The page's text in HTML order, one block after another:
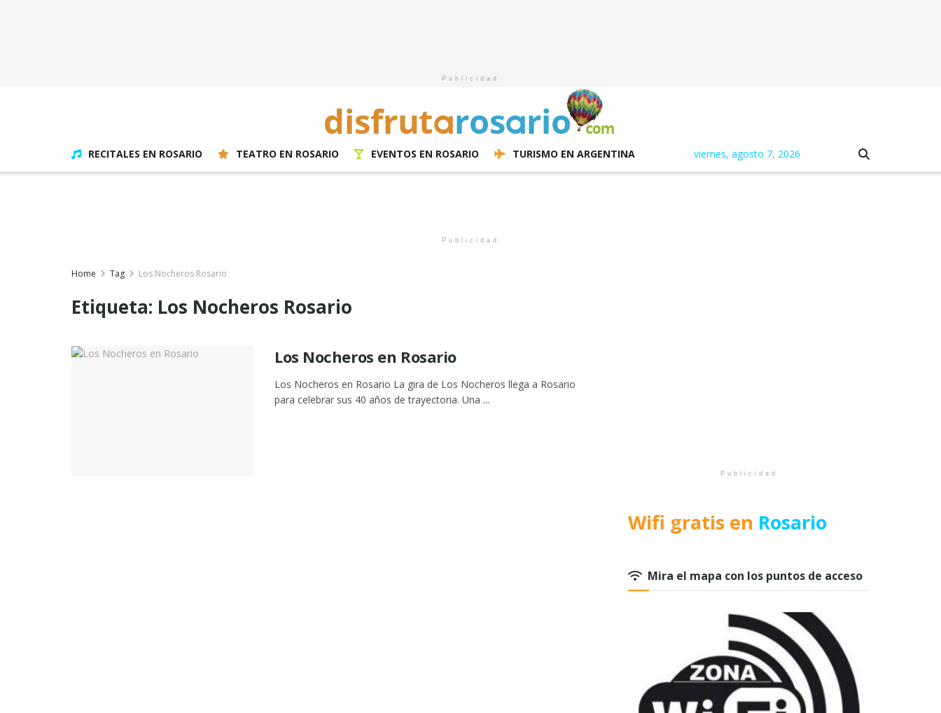
Publicidad
RECITALES EN ROSARIO TEATRO EN ROSARIO EVENTOS EN ROSARIO TURISMO EN ARGENTINA viernes, agosto 7, 2026
Publicidad
Home Tag Los Nocheros Rosario
Etiqueta: Los Nocheros Rosario
Los Nocheros en Rosario
Los Nocheros en Rosario La gira de Los Nocheros llega a Rosario
para celebrar sus 40 años de trayectoria. Una ...
Publicidad
Wifi gratis en Rosario
Mira el mapa con los puntos de acceso